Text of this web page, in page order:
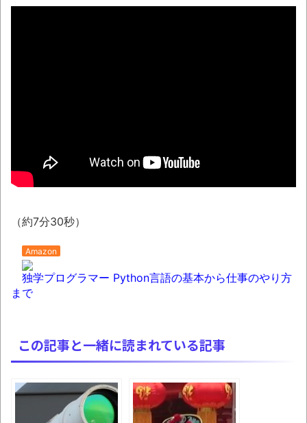
NEW!
36年 ～因果な逆転劇～
50歳になりました
変身。
お前らの身体の悩み教えてくれ
みんななんだかんだ言ってお金持ってんじ
ゃん
「アメリカのヤンキーがアジア人にケンカ
を売った結果ｗｗｗ」 ほか
（約7分30秒）
Amazon
独学プログラマー Python言語の基本から仕事のやり方
まで
この記事と一緒に読まれている記事